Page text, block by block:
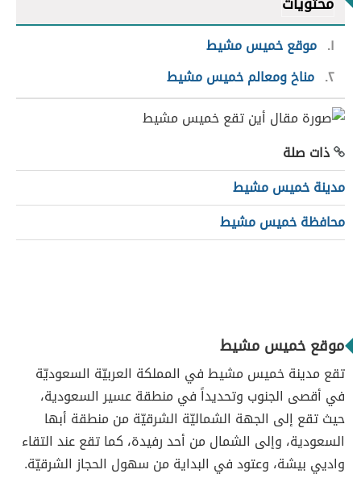
١ موقع خميس مشيط
٢ مناخ ومعالم خميس مشيط
ذات صلة
مدينة خميس مشيط
محافظة خميس مشيط
موقع خميس مشيط
تقع مدينة خميس مشيط في المملكة العربيّة السعوديّة
في أقصى الجنوب وتحديداً في منطقة عسير السعودية،
حيث تقع إلى الجهة الشماليّة الشرقيّة من منطقة أبها
السعودية، وإلى الشمال من أحد رفيدة، كما تقع عند التقاء
واديي بيشة، وعتود في البداية من سهول الحجاز الشرقيّة.